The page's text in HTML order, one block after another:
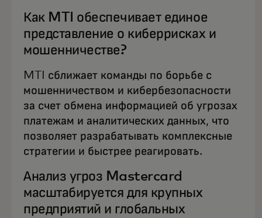
Как MTI обеспечивает единое
представление о киберрисках и
мошенничестве?
MTI сближает команды по борьбе с
мошенничеством и кибербезопасности
за счет обмена информацией об угрозах
платежам и аналитических данных, что
позволяет разрабатывать комплексные
стратегии и быстрее реагировать.
Анализ угроз Mastercard
масштабируется для крупных
предприятий и глобальных